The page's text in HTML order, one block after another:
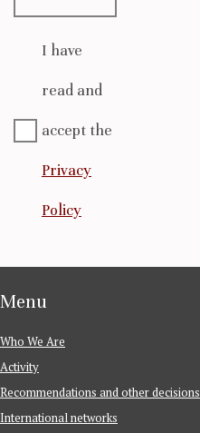
I have
read and
accept the
Privacy
Policy
Menu
Who We Are
Activity
Recommendations and other decisions
International networks